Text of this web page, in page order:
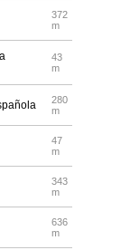
372
m
43
m
280
m
47
m
343
m
636
m